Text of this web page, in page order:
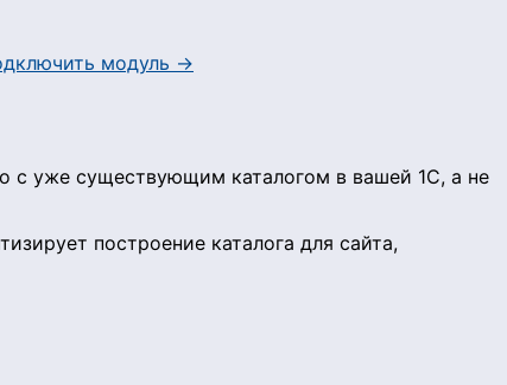
модуль →
с уже существующим каталогом в вашей 1С, а не
построение каталога для сайта,